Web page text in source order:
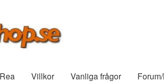
Rea Villkor Vanliga frågor